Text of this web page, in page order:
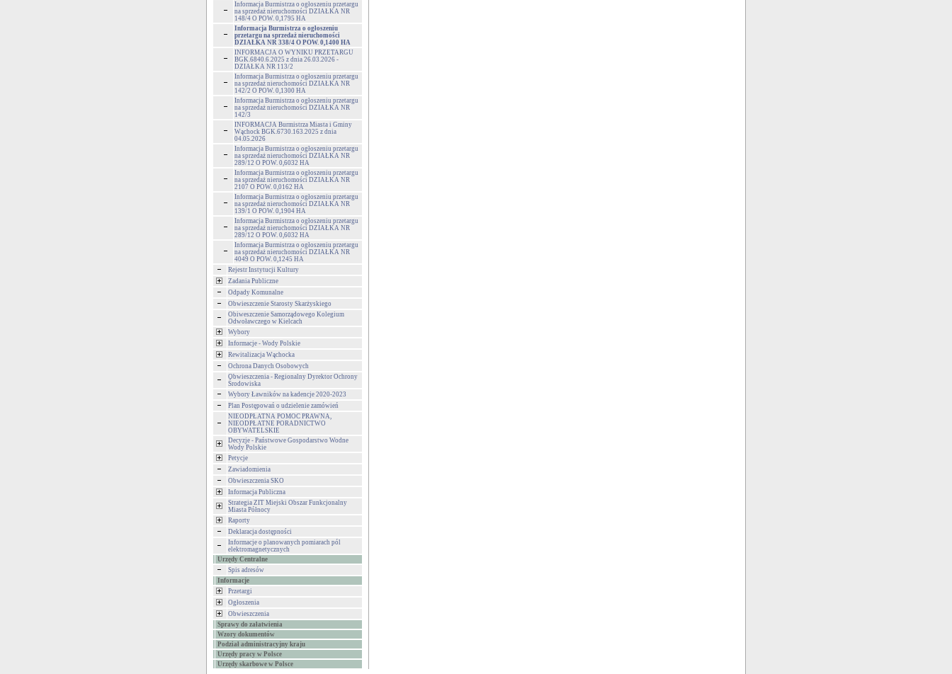
Informacja Burmistrza o ogłoszeniu przetargu
na sprzedaż nieruchomości DZIAŁKA NR
148/4 O POW. 0,1795 HA
Informacja Burmistrza o ogłoszeniu
przetargu na sprzedaż nieruchomości
DZIAŁKA NR 338/4 O POW. 0,1400 HA
INFORMACJA O WYNIKU PRZETARGU
BGK.6840.6.2025 z dnia 26.03.2026 -
DZIAŁKA NR 113/2
Informacja Burmistrza o ogłoszeniu przetargu
na sprzedaż nieruchomości DZIAŁKA NR
142/2 O POW. 0,1300 HA
Informacja Burmistrza o ogłoszeniu przetargu
na sprzedaż nieruchomości DZIAŁKA NR
142/3
INFORMACJA Burmistrza Miasta i Gminy
Wąchock BGK.6730.163.2025 z dnia
04.05.2026
Informacja Burmistrza o ogłoszeniu przetargu
na sprzedaż nieruchomości DZIAŁKA NR
289/12 O POW. 0,6032 HA
Informacja Burmistrza o ogłoszeniu przetargu
na sprzedaż nieruchomości DZIAŁKA NR
2107 O POW. 0,0162 HA
Informacja Burmistrza o ogłoszeniu przetargu
na sprzedaż nieruchomości DZIAŁKA NR
139/1 O POW. 0,1904 HA
Informacja Burmistrza o ogłoszeniu przetargu
na sprzedaż nieruchomości DZIAŁKA NR
289/12 O POW. 0,6032 HA
Informacja Burmistrza o ogłoszeniu przetargu
na sprzedaż nieruchomości DZIAŁKA NR
4049 O POW. 0,1245 HA
Rejestr Instytucji Kultury
Zadania Publiczne
Odpady Komunalne
Obwieszczenie Starosty Skarżyskiego
Obiweszczenie Samorządowego Kolegium
Odwoławczego w Kielcach
Wybory
Informacje - Wody Polskie
Rewitalizacja Wąchocka
Ochrona Danych Osobowych
Obwieszczenia - Regionalny Dyrektor Ochrony
Środowiska
Wybory Ławników na kadencje 2020-2023
Plan Postępowań o udzielenie zamówień
NIEODPŁATNA POMOC PRAWNA,
NIEODPŁATNE PORADNICTWO
OBYWATELSKIE
Decyzje - Państwowe Gospodarstwo Wodne
Wody Polskie
Petycje
Zawiadomienia
Obwieszczenia SKO
Informacja Publiczna
Strategia ZIT Miejski Obszar Funkcjonalny
Miasta Północy
Raporty
Deklaracja dostępności
Informacje o planowanych pomiarach pól
elektromagnetycznych
Urzędy Centralne
Spis adresów
Informacje
Przetargi
Ogłoszenia
Obwieszczenia
Sprawy do załatwienia
Wzory dokumentów
Podział administracyjny kraju
Urzędy pracy w Polsce
Urzędy skarbowe w Polsce